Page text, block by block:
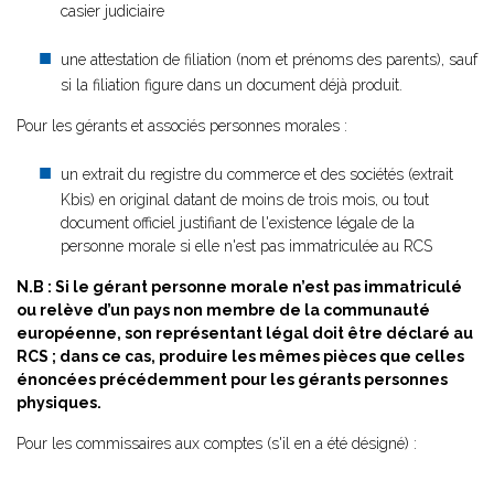
casier judiciaire
une attestation de filiation (nom et prénoms des parents), sauf
si la filiation figure dans un document déjà produit.
Pour les gérants et associés personnes morales :
un extrait du registre du commerce et des sociétés (extrait
Kbis) en original datant de moins de trois mois, ou tout
document officiel justifiant de l'existence légale de la
personne morale si elle n'est pas immatriculée au RCS
N.B : Si le gérant personne morale n’est pas immatriculé
ou relève d’un pays non membre de la communauté
européenne, son représentant légal doit être déclaré au
RCS ; dans ce cas, produire les mêmes pièces que celles
énoncées précédemment pour les gérants personnes
physiques.
Pour les commissaires aux comptes (s'il en a été désigné) :